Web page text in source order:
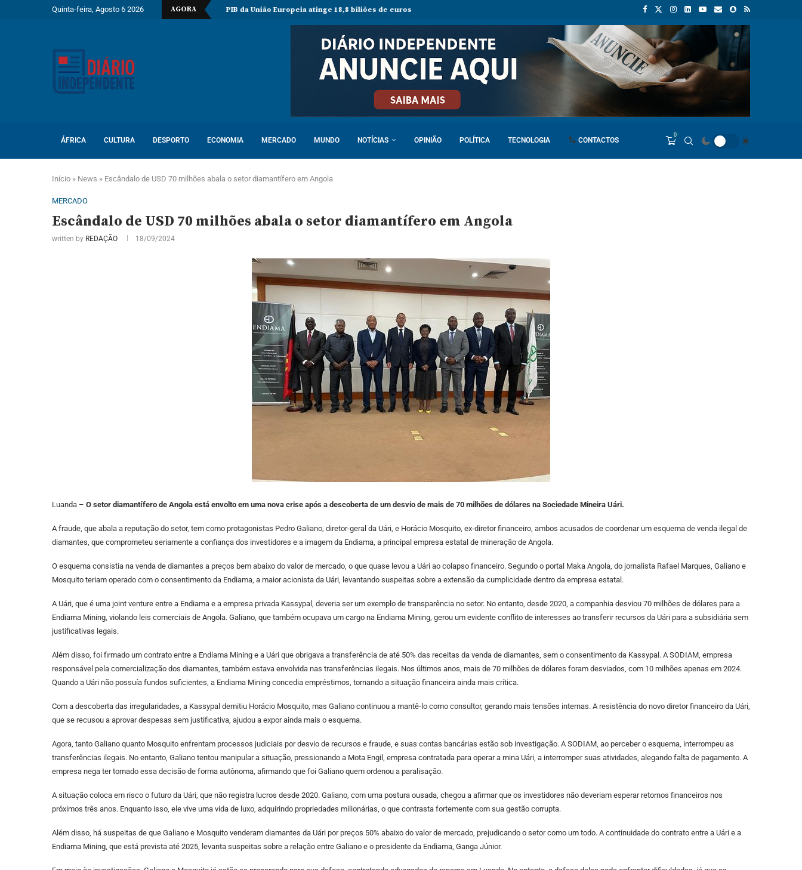
Quinta-feira, Agosto 6 2026 AGORA
do poço Katambi-2 do bloco 24 PIB da União Europeia atinge 18,8 biliões de euros em 2025 e Alemanha reforça liderança económica Empresas chinesas anunciam investimento de 150 milhões
ÁFRICA CULTURA DESPORTO ECONOMIA MERCADO MUNDO NOTÍCIAS OPINIÃO POLÍTICA TECNOLOGIA CONTACTOS
0
Início » News » Escândalo de USD 70 milhões abala o setor diamantífero em Angola
MERCADO
Escândalo de USD 70 milhões abala o setor diamantífero em Angola
written by REDAÇÃO 18/09/2024
Luanda – O setor diamantífero de Angola está envolto em uma nova crise após a descoberta de um desvio de mais de 70 milhões de dólares na Sociedade Mineira Uári.
A fraude, que abala a reputação do setor, tem como protagonistas Pedro Galiano, diretor-geral da Uári, e Horácio Mosquito, ex-diretor financeiro, ambos acusados de coordenar um esquema de venda ilegal de
diamantes, que comprometeu seriamente a confiança dos investidores e a imagem da Endiama, a principal empresa estatal de mineração de Angola.
O esquema consistia na venda de diamantes a preços bem abaixo do valor de mercado, o que quase levou a Uári ao colapso financeiro. Segundo o portal Maka Angola, do jornalista Rafael Marques, Galiano e
Mosquito teriam operado com o consentimento da Endiama, a maior acionista da Uári, levantando suspeitas sobre a extensão da cumplicidade dentro da empresa estatal.
A Uári, que é uma joint venture entre a Endiama e a empresa privada Kassypal, deveria ser um exemplo de transparência no setor. No entanto, desde 2020, a companhia desviou 70 milhões de dólares para a
Endiama Mining, violando leis comerciais de Angola. Galiano, que também ocupava um cargo na Endiama Mining, gerou um evidente conflito de interesses ao transferir recursos da Uári para a subsidiária sem
justificativas legais.
Além disso, foi firmado um contrato entre a Endiama Mining e a Uári que obrigava a transferência de até 50% das receitas da venda de diamantes, sem o consentimento da Kassypal. A SODIAM, empresa
responsável pela comercialização dos diamantes, também estava envolvida nas transferências ilegais. Nos últimos anos, mais de 70 milhões de dólares foram desviados, com 10 milhões apenas em 2024.
Quando a Uári não possuía fundos suficientes, a Endiama Mining concedia empréstimos, tornando a situação financeira ainda mais crítica.
Com a descoberta das irregularidades, a Kassypal demitiu Horácio Mosquito, mas Galiano continuou a mantê-lo como consultor, gerando mais tensões internas. A resistência do novo diretor financeiro da Uári,
que se recusou a aprovar despesas sem justificativa, ajudou a expor ainda mais o esquema.
Agora, tanto Galiano quanto Mosquito enfrentam processos judiciais por desvio de recursos e fraude, e suas contas bancárias estão sob investigação. A SODIAM, ao perceber o esquema, interrompeu as
transferências ilegais. No entanto, Galiano tentou manipular a situação, pressionando a Mota Engil, empresa contratada para operar a mina Uári, a interromper suas atividades, alegando falta de pagamento. A
empresa nega ter tomado essa decisão de forma autônoma, afirmando que foi Galiano quem ordenou a paralisação.
A situação coloca em risco o futuro da Uári, que não registra lucros desde 2020. Galiano, com uma postura ousada, chegou a afirmar que os investidores não deveriam esperar retornos financeiros nos
próximos três anos. Enquanto isso, ele vive uma vida de luxo, adquirindo propriedades milionárias, o que contrasta fortemente com sua gestão corrupta.
Além disso, há suspeitas de que Galiano e Mosquito venderam diamantes da Uári por preços 50% abaixo do valor de mercado, prejudicando o setor como um todo. A continuidade do contrato entre a Uári e a
Endiama Mining, que está prevista até 2025, levanta suspeitas sobre a relação entre Galiano e o presidente da Endiama, Ganga Júnior.